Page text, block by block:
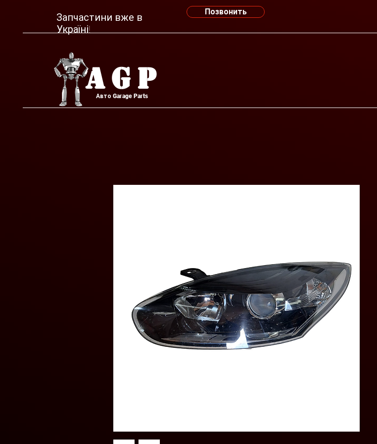
Запчастини вже в
Україні!
Позвонить
AGP
Авто Garage Parts